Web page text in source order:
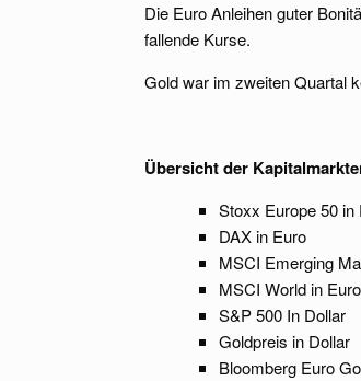
Die Euro Anleihen guter
fallende Kurse.
Gold war im zweiten Quartal
Übersicht der
Stoxx
DAX in
MSCI
MSCI
S&P 500
Goldpreis
Bloomberg Euro